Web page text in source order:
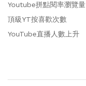
Youtube拼點閱率瀏覽量
頂級YT按喜歡次數
YouTube直播人數上升